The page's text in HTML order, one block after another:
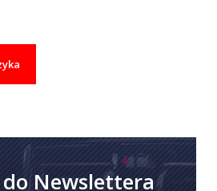
do Newslettera